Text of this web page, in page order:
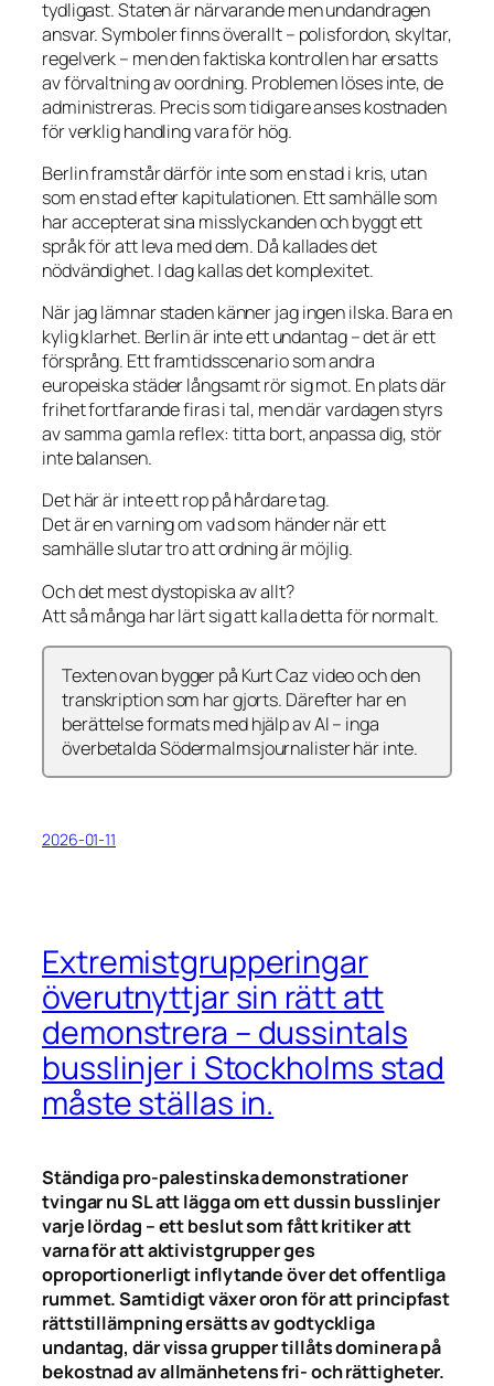
tydligast. Staten är närvarande men undandragen
ansvar. Symboler finns överallt – polisfordon, skyltar,
regelverk – men den faktiska kontrollen har ersatts
av förvaltning av oordning. Problemen löses inte, de
administreras. Precis som tidigare anses kostnaden
för verklig handling vara för hög.
Berlin framstår därför inte som en stad i kris, utan
som en stad efter kapitulationen. Ett samhälle som
har accepterat sina misslyckanden och byggt ett
språk för att leva med dem. Då kallades det
nödvändighet. I dag kallas det komplexitet.
När jag lämnar staden känner jag ingen ilska. Bara en
kylig klarhet. Berlin är inte ett undantag – det är ett
försprång. Ett framtidsscenario som andra
europeiska städer långsamt rör sig mot. En plats där
frihet fortfarande firas i tal, men där vardagen styrs
av samma gamla reflex: titta bort, anpassa dig, stör
inte balansen.
Det här är inte ett rop på hårdare tag.
Det är en varning om vad som händer när ett
samhälle slutar tro att ordning är möjlig.
Och det mest dystopiska av allt?
Att så många har lärt sig att kalla detta för normalt.
Texten ovan bygger på Kurt Caz video och den
transkription som har gjorts. Därefter har en
berättelse formats med hjälp av AI – inga
överbetalda Södermalmsjournalister här inte.
2026-01-11
Extremistgrupperingar
överutnyttjar sin rätt att
demonstrera – dussintals
busslinjer i Stockholms stad
måste ställas in.
Ständiga pro-palestinska demonstrationer
tvingar nu SL att lägga om ett dussin busslinjer
varje lördag – ett beslut som fått kritiker att
varna för att aktivistgrupper ges
oproportionerligt inflytande över det offentliga
rummet. Samtidigt växer oron för att principfast
rättstillämpning ersätts av godtyckliga
undantag, där vissa grupper tillåts dominera på
bekostnad av allmänhetens fri- och rättigheter.